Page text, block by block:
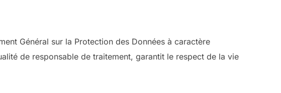
Général sur la Protection des Données à caractère
de responsable de traitement, garantit le respect de la vie